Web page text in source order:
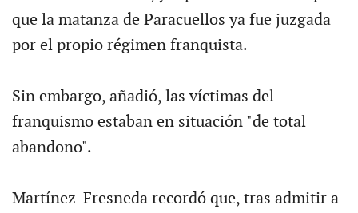
que la matanza de Paracuellos ya fue juzgada
por el propio régimen franquista.
Sin embargo, añadió, las víctimas del
franquismo estaban en situación "de total
abandono".
Martínez-Fresneda recordó que, tras admitir a